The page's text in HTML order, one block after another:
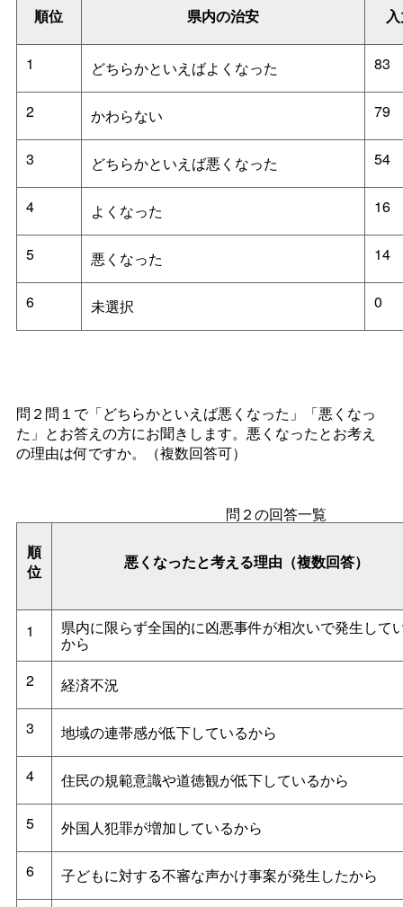
順位 県内の治安
1 どちらかといえばよくなった 83
2 かわらない 79
3 どちらかといえば悪くなった 54
4 よくなった 16
5 悪くなった 14
6 未選択 0
問２問１で「どちらかといえば悪くなった」「悪くなっ
た」とお答えの方にお聞きします。悪くなったとお考え
の理由は何ですか。（複数回答可）
順
位
悪くなったと考える理由（複数回答）
問２の回答一覧
1 県内に限らず全国的に凶悪事件が相次いで発生して
から
2
経済不況
3 地域の連帯感が低下しているから
4 住民の規範意識や道徳観が低下しているから
5 外国人犯罪が増加しているから
6 子どもに対する不審な声かけ事案が発生したから